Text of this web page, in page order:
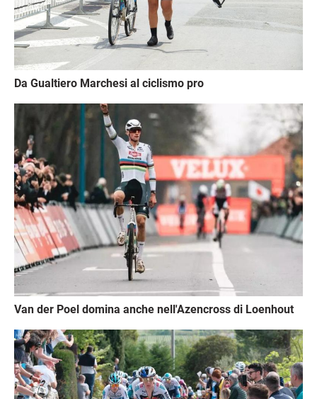
Da Gualtiero Marchesi al ciclismo pro
Van der Poel domina anche nell'Azencross di Loenhout
Immagine